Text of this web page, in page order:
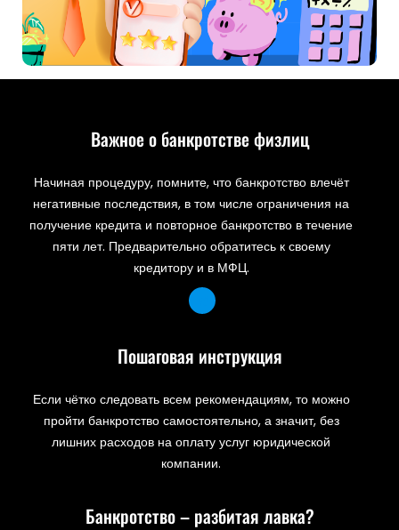
Важное о банкротстве физлиц
Начиная процедуру, помните, что банкротство влечёт
негативные последствия, в том числе ограничения на
получение кредита и повторное банкротство в течение
пяти лет. Предварительно обратитесь к своему
кредитору и в МФЦ.
Пошаговая инструкция
Если чётко следовать всем рекомендациям, то можно
пройти банкротство самостоятельно, а значит, без
лишних расходов на оплату услуг юридической
компании.
Банкротство – разбитая лавка?